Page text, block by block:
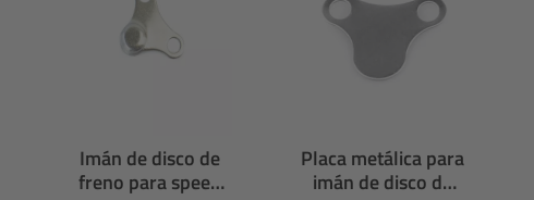
Imán de disco de
freno para speed
Placa metálica para
imán de disco de